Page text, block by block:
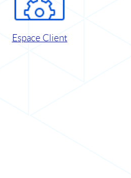
Espace Client